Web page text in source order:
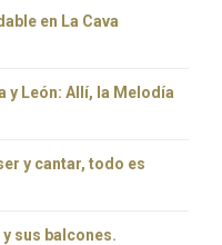
en La Cava
y León: Allí, la Melodía
y cantar, todo es
y sus balcones.